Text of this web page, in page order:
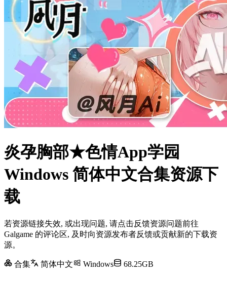
炎孕胸部★色情App学园
Windows 简体中文合集资源下
载
若资源链接失效, 或出现问题, 请点击反馈资源问题前往
Galgame 的评论区, 及时向资源发布者反馈或贡献新的下载资
源。
合集 简体中文 Windows 68.25GB